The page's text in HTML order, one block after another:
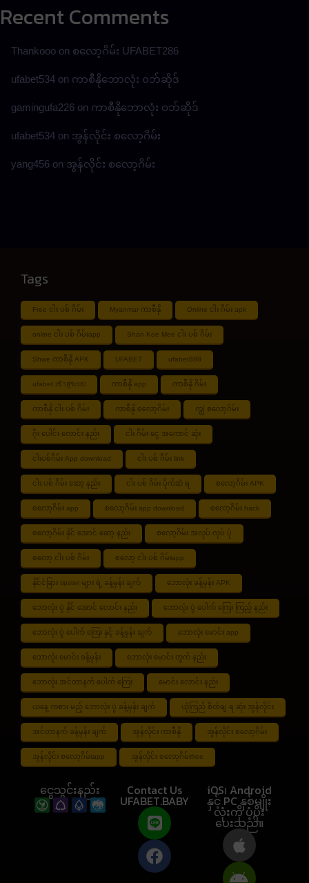
Recent Comments
Thankooo on စလော့ဂိမ်း UFABET286
ufabet534 on ကာစီနိုဘောလုံး ဝဘ်ဆိုဒ်
gamingufa226 on ကာစီနိုဘောလုံး ဝဘ်ဆိုဒ်
ufabet534 on အွန်လိုင်း စလော့ဂိမ်း
yang456 on အွန်လိုင်း စလော့ဂိမ်း
Tags
Free ငါး ပစ် ဂိမ်း Myanmar ကာစီနို Online ငါး ဂိမ်း apk
online ငါး ပစ် ဂိမ်းapp Shan Koe Mee ငါး ပစ် ဂိမ်း
Shwe ကာစီနို APK UFABET ufabet888
ufabet เข้าสู่ระบบ ကာစီနို app ကာစီနို ဂိမ်း
ကာစီနို ငါး ပစ် ဂိမ်း ကာစီနို စလော့ဂိမ်း ကျွဲ စလော့ဂိမ်း
ဂိုး ပေါင်း လောင်း နည်း ငါး ဂိမ်း ငွေ အကောင် ဆုံး
ငါးပစ်ဂိမ်း App download ငါး ပစ် ဂိမ်း link
ငါး ပစ် ဂိမ်း ဆော့ နည်း ငါး ပစ် ဂိမ်း ပိုက်ဆံ ရ စလော့ဂိမ်း APK
စလော့ဂိမ်း app စလော့ဂိမ်း app download စလော့ဂိမ်း hack
စလော့ဂိမ်း နိုင် အောင် ဆော့ နည်း စလော့ဂိမ်း အလုပ် လုပ် ပုံ
စလော့ ငါး ပစ် ဂိမ်း စလော့ ငါး ပစ် ဂိမ်းapp
နိုင်ငံခြား tipster များ ရဲ့ ခန့်မှန်း ချက် ဘောလုံး ခန့်မှန်း APK
ဘောလုံး ပွဲ နိုင် အောင် လောင်း နည်း ဘောလုံး ပွဲ ပေါက် ကြေး ကြည့် နည်း
ဘောလုံး ပွဲ ပေါက် ကြေး နှင့် ခန့်မှန်း ချက် ဘောလုံး မောင်း app
ဘောလုံး မောင်း ခန့်မှန်း ဘောလုံး မောင်း တွက် နည်း
ဘောလုံး အင်တာနက် ပေါက် ကြေး မောင်း လောင်း နည်း
ယနေ့ ကစား မည့် ဘောလုံး ပွဲ ခန့်မှန်း ချက် ယုံကြည် စိတ်ချ ရ ဆုံး အွန်လိုင်း
အင်တာနက် ခန့်မှန်း ချက် အွန်လိုင်း ကာစီနို အွန်လိုင်း စလော့ဂိမ်း
အွန်လိုင်း စလော့ဂိမ်းapp အွန်လိုင်း စလော့ဂိမ်းfree
ငွေသွင်းနည်း Contact Us
UFABET.BABY
iOS၊ Android
နှင့် PC နှစ်မျိုး
လုံးကို ပံ့ပိုး
ပေးသည်။